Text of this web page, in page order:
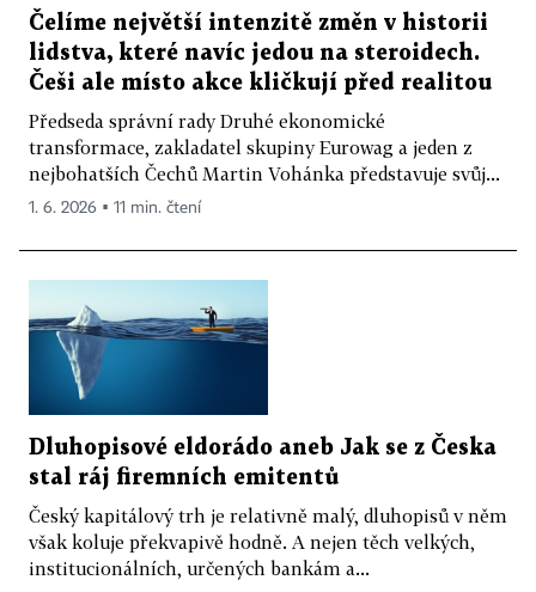
Čelíme největší intenzitě změn v historii
lidstva, které navíc jedou na steroidech.
Češi ale místo akce kličkují před realitou
Předseda správní rady Druhé ekonomické
transformace, zakladatel skupiny Eurowag a jeden z
nejbohatších Čechů Martin Vohánka představuje svůj...
1. 6. 2026 ▪ 11 min. čtení
Dluhopisové eldorádo aneb Jak se z Česka
stal ráj firemních emitentů
Český kapitálový trh je relativně malý, dluhopisů v něm
však koluje překvapivě hodně. A nejen těch velkých,
institucionálních, určených bankám a...